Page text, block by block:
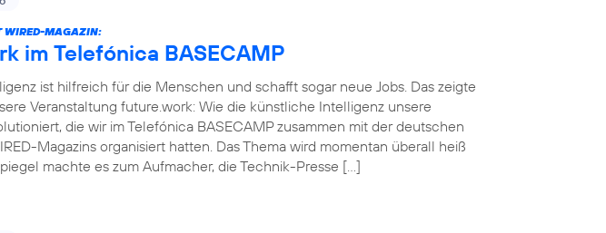
WIRED-MAGAZIN:
im Telefónica BASECAMP
ist hilfreich für die Menschen und schafft sogar neue Jobs. Das zeigte
Veranstaltung future.work: Wie die künstliche Intelligenz unsere
die wir im Telefónica BASECAMP zusammen mit der deutschen
Magazins organisiert hatten. Das Thema wird momentan überall heiß
machte es zum Aufmacher, die Technik-Presse […]